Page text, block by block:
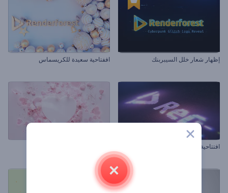
إظهار شعار خلل السيبربنك اففتاحية سعيدة للكريسماس
افتتاحية بكسل نيون